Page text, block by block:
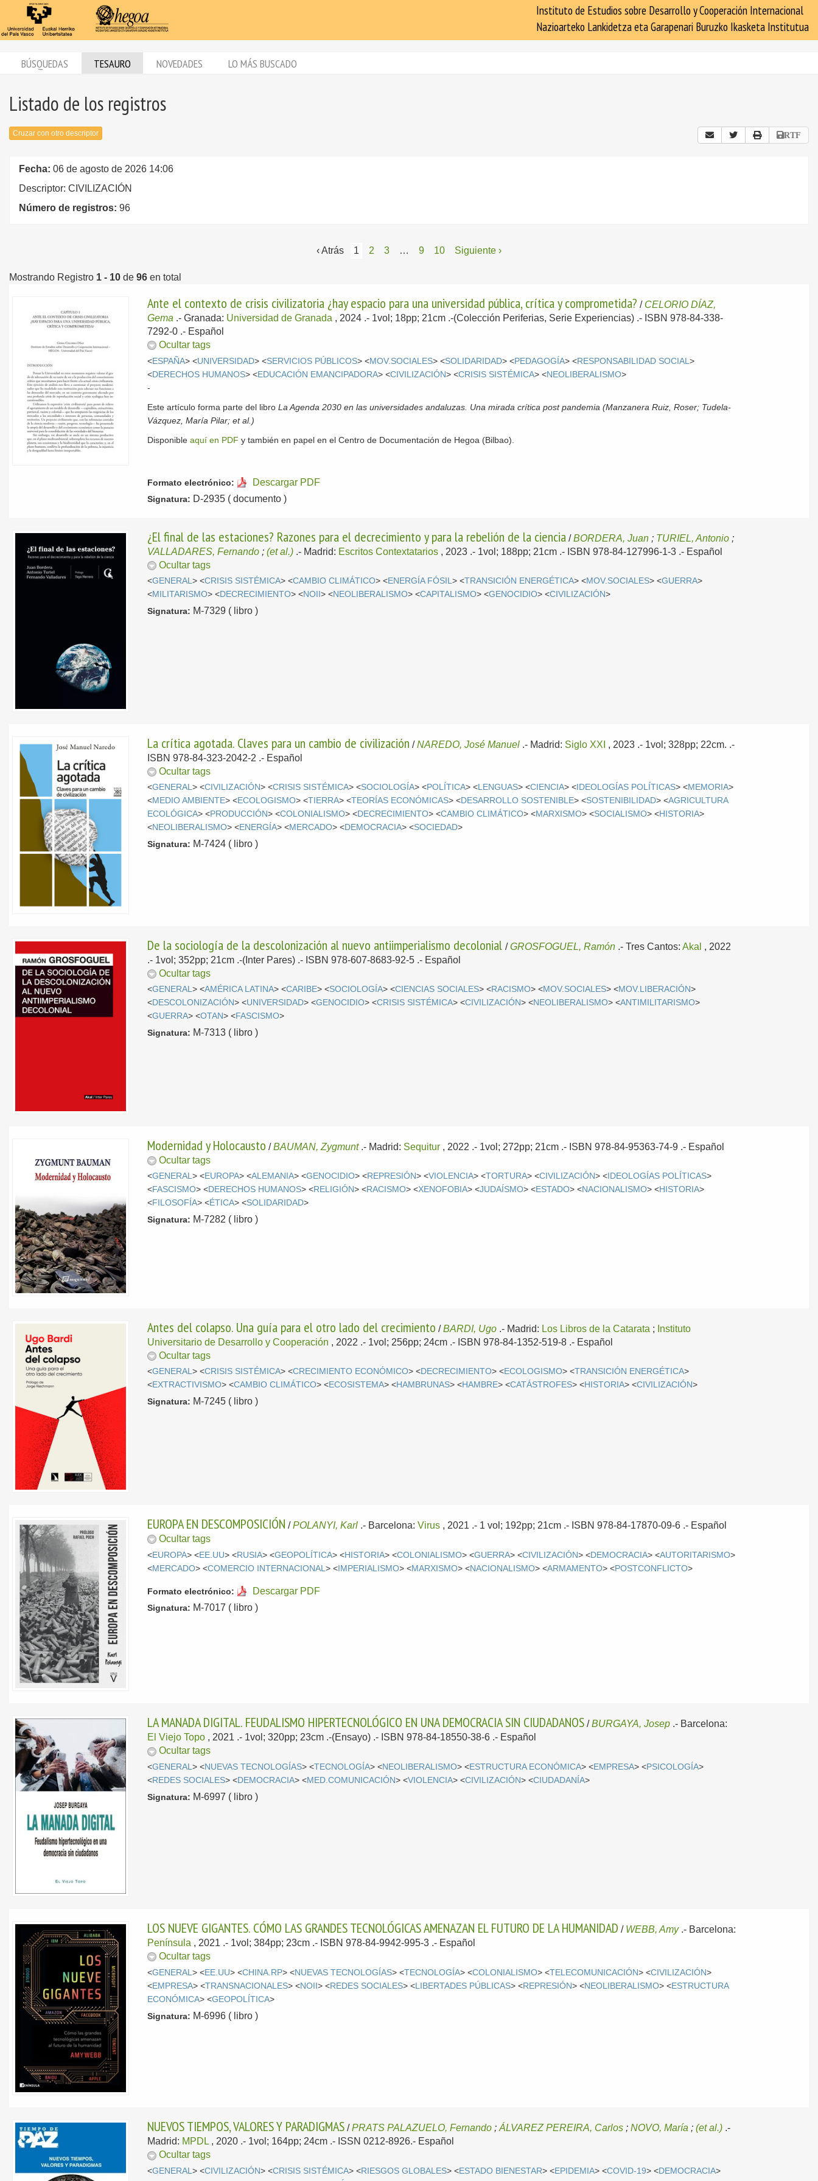
Instituto de Estudios sobre Desarrollo y Cooperación Internacional
Nazioarteko Lankidetza eta Garapenari Buruzko Ikasketa Institutua
BÚSQUEDAS TESAURO NOVEDADES LO MÁS BUSCADO
Listado de los registros
Cruzar con otro descriptor RTF
Fecha: 06 de agosto de 2026 14:06
Descriptor: CIVILIZACIÓN
Número de registros: 96
‹ Atrás 1 2 3 … 9 10 Siguiente ›
Mostrando Registro 1 - 10 de 96 en total
Ante el contexto de crisis civilizatoria ¿hay espacio para una universidad pública, crítica y comprometida? / CELORIO DÍAZ,
Gema .-Granada: Universidad de Granada , 2024 .- 1vol; 18pp; 21cm .-(Colección Periferias, Serie Experiencias) .- ISBN 978-84-338-
7292-0 .- Español
Ocultar tags
<ESPAÑA> <UNIVERSIDAD> <SERVICIOS PÚBLICOS> <MOV.SOCIALES> <SOLIDARIDAD> <PEDAGOGÍA> <RESPONSABILIDAD SOCIAL>
<DERECHOS HUMANOS> <EDUCACIÓN EMANCIPADORA> <CIVILIZACIÓN> <CRISIS SISTÉMICA> <NEOLIBERALISMO>
-
Este artículo forma parte del libroLa Agenda 2030 en las universidades andaluzas. Una mirada crítica post pandemia (Manzanera Ruiz, Roser; Tudela-
Vázquez, María Pilar; et al.)
Disponibleaquí en PDF y también en papel en el Centro de Documentación de Hegoa (Bilbao).
Formato electrónico: Descargar PDF
Signatura: D-2935 ( documento )
¿El final de las estaciones? Razones para el decrecimiento y para la rebelión de la ciencia /BORDERA, Juan ; TURIEL, Antonio ;
VALLADARES, Fernando ;(et al.) .- Madrid: Escritos Contextatarios , 2023 .- 1vol; 188pp; 21cm .- ISBN 978-84-127996-1-3 .- Español
Ocultar tags
<GENERAL> <CRISIS SISTÉMICA> <CAMBIO CLIMÁTICO> <ENERGÍA FÓSIL> <TRANSICIÓN ENERGÉTICA> <MOV.SOCIALES> <GUERRA>
<MILITARISMO> <DECRECIMIENTO> <NOII> <NEOLIBERALISMO> <CAPITALISMO> <GENOCIDIO> <CIVILIZACIÓN>
Signatura: M-7329 ( libro )
La crítica agotada. Claves para un cambio de civilización /NAREDO, José Manuel .- Madrid: Siglo XXI , 2023 .- 1vol; 328pp; 22cm. .-
ISBN 978-84-323-2042-2 .- Español
Ocultar tags
<GENERAL> <CIVILIZACIÓN> <CRISIS SISTÉMICA> <SOCIOLOGÍA> <POLÍTICA> <LENGUAS> <CIENCIA> < IDEOLOGÍAS POLÍTICAS> <MEMORIA>
<MEDIO AMBIENTE> <ECOLOGISMO> <TIERRA> <TEORÍAS ECONÓMICAS> <DESARROLLO SOSTENIBLE> <SOSTENIBILIDAD> <AGRICULTURA
ECOLÓGICA> <PRODUCCIÓN> <COLONIALISMO> <DECRECIMIENTO> <CAMBIO CLIMÁTICO> <MARXISMO> <SOCIALISMO> <HISTORIA>
<NEOLIBERALISMO> <ENERGÍA> <MERCADO> <DEMOCRACIA> <SOCIEDAD>
Signatura: M-7424 ( libro )
De la sociología de la descolonización al nuevo antiimperialismo decolonial/GROSFOGUEL, Ramón .-Tres Cantos:Akal , 2022
.- 1vol; 352pp; 21cm .-(Inter Pares) .- ISBN 978-607-8683-92-5 .- Español
Ocultar tags
<GENERAL> <AMÉRICA LATINA> <CARIBE> <SOCIOLOGÍA> <CIENCIAS SOCIALES> <RACISMO> <MOV.SOCIALES> <MOV.LIBERACIÓN>
<DESCOLONIZACIÓN> <UNIVERSIDAD> <GENOCIDIO> <CRISIS SISTÉMICA> <CIVILIZACIÓN> <NEOLIBERALISMO> <ANTIMILITARISMO>
<GUERRA> <OTAN> <FASCISMO>
Signatura: M-7313 ( libro )
Modernidad y Holocausto /BAUMAN, Zygmunt .- Madrid: Sequitur , 2022 .- 1vol; 272pp; 21cm .- ISBN 978-84-95363-74-9 .- Español
Ocultar tags
<GENERAL> <EUROPA> <ALEMANIA> <GENOCIDIO> <REPRESIÓN> <VIOLENCIA> <TORTURA> <CIVILIZACIÓN> < IDEOLOGÍAS POLÍTICAS>
<FASCISMO> <DERECHOS HUMANOS> <RELIGIÓN> <RACISMO> <XENOFOBIA> <JUDAÍSMO> <ESTADO> <NACIONALISMO> <HISTORIA>
<FILOSOFÍA> <ÉTICA> <SOLIDARIDAD>
Signatura: M-7282 ( libro )
Antes del colapso. Una guía para el otro lado del crecimiento /BARDI, Ugo .- Madrid: Los Libros de la Catarata ; Instituto
Universitario de Desarrollo y Cooperación , 2022 .- 1vol; 256pp; 24cm .- ISBN 978-84-1352-519-8 .- Español
Ocultar tags
<GENERAL> <CRISIS SISTÉMICA> <CRECIMIENTO ECONÓMICO> <DECRECIMIENTO> <ECOLOGISMO> <TRANSICIÓN ENERGÉTICA>
<EXTRACTIVISMO> <CAMBIO CLIMÁTICO> <ECOSISTEMA> <HAMBRUNAS> <HAMBRE> <CATÁSTROFES> <HISTORIA> <CIVILIZACIÓN>
Signatura: M-7245 ( libro )
EUROPA EN DESCOMPOSICIÓN /POLANYI, Karl .- Barcelona:Virus , 2021 .- 1 vol; 192pp; 21cm .- ISBN 978-84-17870-09-6 .- Español
Ocultar tags
<EUROPA> <EE.UU> <RUSIA> <GEOPOLÍTICA> <HISTORIA> <COLONIALISMO> <GUERRA> <CIVILIZACIÓN> <DEMOCRACIA> <AUTORITARISMO>
<MERCADO> <COMERCIO INTERNACIONAL> <IMPERIALISMO> <MARXISMO> <NACIONALISMO> <ARMAMENTO> <POSTCONFLICTO>
Formato electrónico: Descargar PDF
Signatura: M-7017 ( libro )
LA MANADA DIGITAL. FEUDALISMO HIPERTECNOLÓGICO EN UNA DEMOCRACIA SIN CIUDADANOS /BURGAYA, Josep .- Barcelona:
El Viejo Topo , 2021 .- 1vol; 320pp; 23cm .-(Ensayo) .- ISBN 978-84-18550-38-6 .- Español
Ocultar tags
<GENERAL> <NUEVAS TECNOLOGÍAS> <TECNOLOGÍA> <NEOLIBERALISMO> <ESTRUCTURA ECONÓMICA> <EMPRESA> <PSICOLOGÍA>
<REDES SOCIALES> <DEMOCRACIA> <MED.COMUNICACIÓN> <VIOLENCIA> <CIVILIZACIÓN> <CIUDADANÍA>
Signatura: M-6997 ( libro )
LOS NUEVE GIGANTES. CÓMO LAS GRANDES TECNOLÓGICAS AMENAZAN EL FUTURO DE LA HUMANIDAD / WEBB, Amy .- Barcelona:
Península , 2021 .- 1vol; 384pp; 23cm .- ISBN 978-84-9942-995-3 .- Español
Ocultar tags
<GENERAL> <EE.UU> <CHINA.RP> <NUEVAS TECNOLOGÍAS> <TECNOLOGÍA> <COLONIALISMO> <TELECOMUNICACIÓN> <CIVILIZACIÓN>
<EMPRESA> <TRANSNACIONALES> <NOII> <REDES SOCIALES> <LIBERTADES PÚBLICAS> <REPRESIÓN> <NEOLIBERALISMO> <ESTRUCTURA
ECONÓMICA> <GEOPOLÍTICA>
Signatura: M-6996 ( libro )
NUEVOS TIEMPOS, VALORES Y PARADIGMAS /PRATS PALAZUELO, Fernando ;ÁLVAREZ PEREIRA, Carlos ;NOVO, María ;(et al.) .-
Madrid: MPDL, 2020 .- 1vol; 164pp; 24cm .- ISSN 0212-8926.- Español
Ocultar tags
<GENERAL> <CIVILIZACIÓN> <CRISIS SISTÉMICA> <RIESGOS GLOBALES> <ESTADO BIENESTAR> <EPIDEMIA> <COVID-19> <DEMOCRACIA>